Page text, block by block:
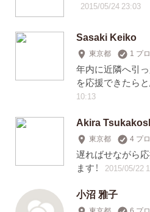
2015/05/24 23:03
Sasaki Keiko
東京都 1 プ
年内に近隣へ引
を応援できたら
10:13
Akira
東京都 4 プ
遅ればせながら
ます！
2015/05/22
小沼 雅子